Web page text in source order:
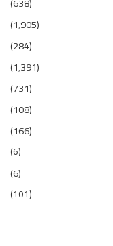
(1٬905)
(284)
(1٬391)
(731)
(108)
(166)
(6)
(6)
(101)